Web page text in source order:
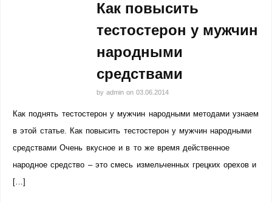
Как повысить
тестостерон у мужчин
народными
средствами
by admin on 03.06.2014
Как поднять тестостерон у мужчин народными методами узнаем
в этой статье. Как повысить тестостерон у мужчин народными
средствами Очень вкусное и в то же время действенное
народное средство – это смесь измельченных грецких орехов и
[…]